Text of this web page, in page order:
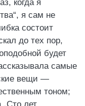
когда я
я сам не
состоит
до тех пор,
будет
самые
вещи —
тоном;